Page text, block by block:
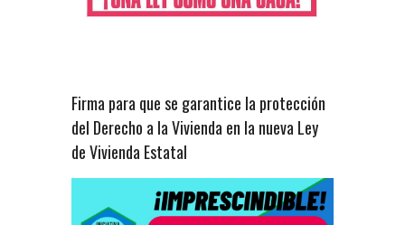
Firma para que se garantice la protección
del Derecho a la Vivienda en la nueva Ley
de Vivienda Estatal